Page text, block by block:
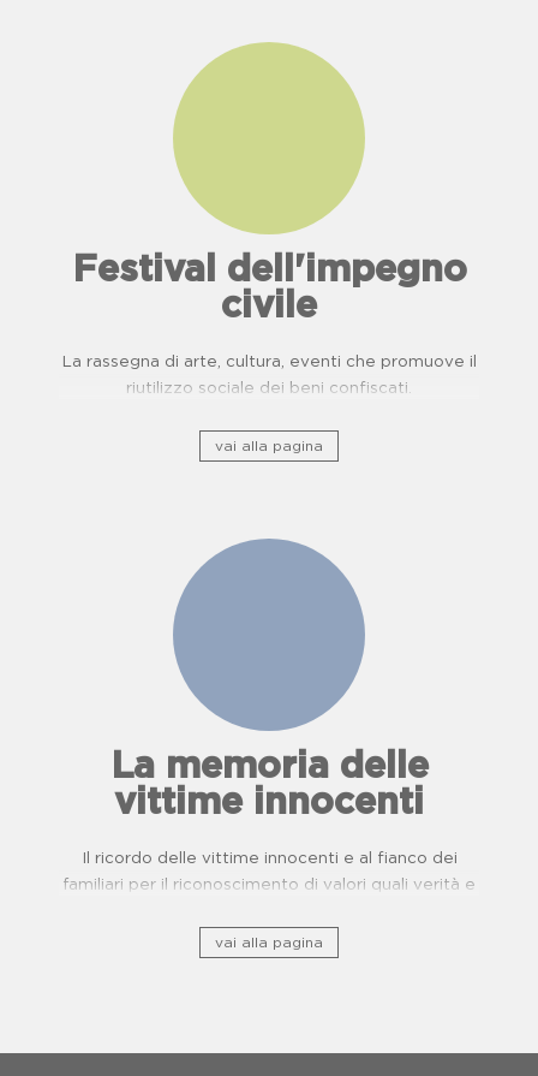
Festival dell'impegno
civile
La rassegna di arte, cultura, eventi che promuove il
riutilizzo sociale dei beni confiscati.
vai alla pagina
La memoria delle
vittime innocenti
Il ricordo delle vittime innocenti e al fianco dei
familiari per il riconoscimento di valori quali verità e
vai alla pagina